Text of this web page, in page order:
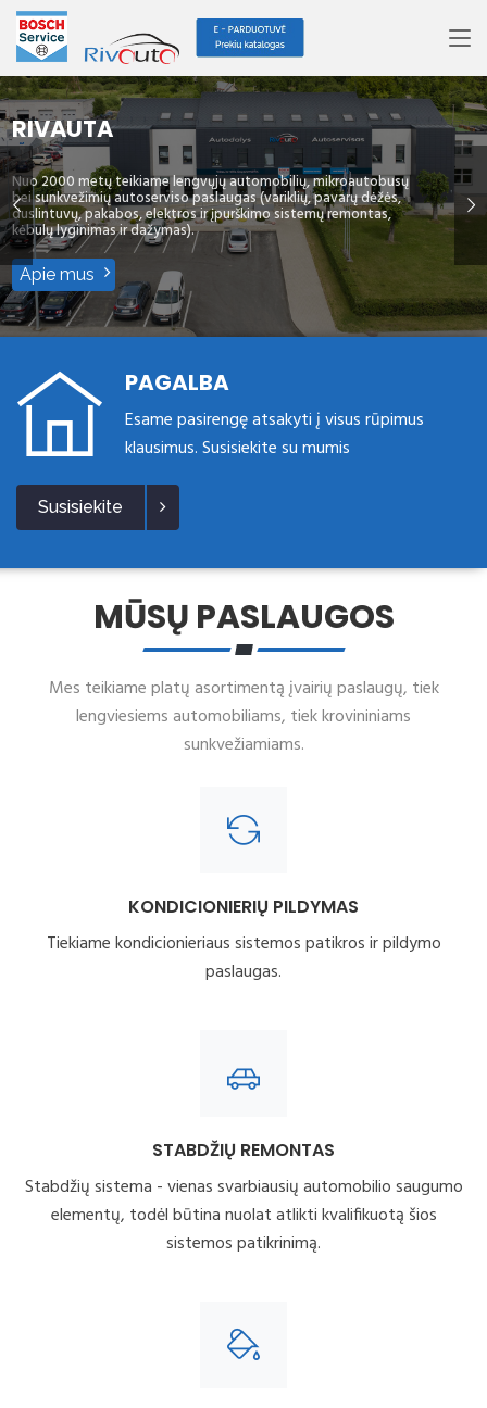
RIVAUTA
Nuo 2000 metų teikiame lengvųjų automobilių, mikroautobusų
bei sunkvežimių autoserviso paslaugas (variklių, pavarų dėžės,
duslintuvų, pakabos, elektros ir įpurškimo sistemų remontas,
kėbulų lyginimas ir dažymas).
Apie mus
PAGALBA
Esame pasirengę atsakyti į visus rūpimus
klausimus. Susisiekite su mumis
Susisiekite
MŪSŲ PASLAUGOS
Mes teikiame platų asortimentą įvairių paslaugų, tiek
lengviesiems automobiliams, tiek krovininiams
sunkvežiamiams.
KONDICIONIERIŲ PILDYMAS
Tiekiame kondicionieriaus sistemos patikros ir pildymo
paslaugas.
STABDŽIŲ REMONTAS
Stabdžių sistema - vienas svarbiausių automobilio saugumo
elementų, todėl būtina nuolat atlikti kvalifikuotą šios
sistemos patikrinimą.